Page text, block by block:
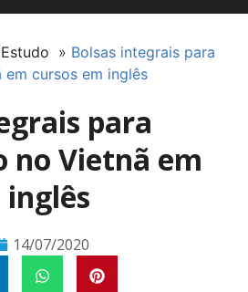
» Bolsas integrais para
cursos em inglês
para
no Vietnã em
inglês
14/07/2020